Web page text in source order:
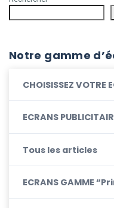
Notre gamme
CHOISISSEZ VOTRE
ECRANS
Tous les articles
ECRANS GAMME